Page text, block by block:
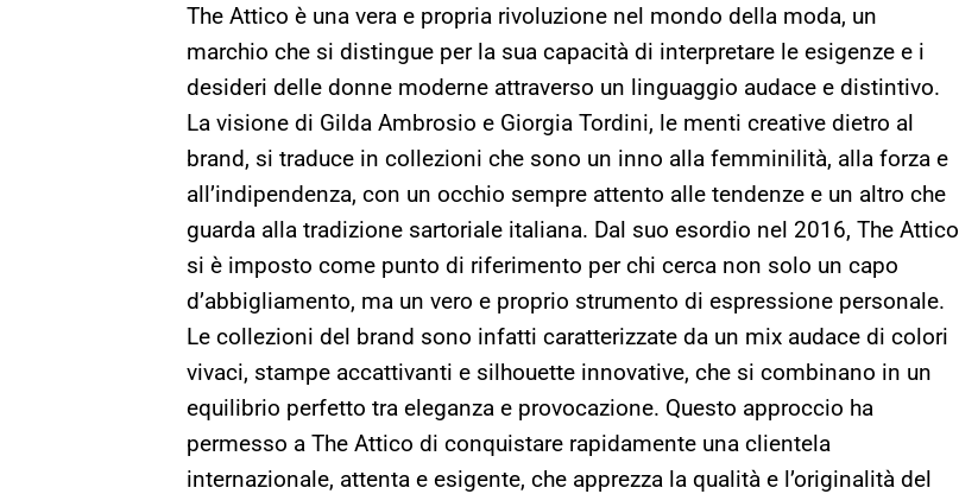
The Attico è una vera e propria rivoluzione nel mondo della moda, un
marchio che si distingue per la sua capacità di interpretare le esigenze e i
desideri delle donne moderne attraverso un linguaggio audace e distintivo.
La visione di Gilda Ambrosio e Giorgia Tordini, le menti creative dietro al
brand, si traduce in collezioni che sono un inno alla femminilità, alla forza e
all’indipendenza, con un occhio sempre attento alle tendenze e un altro che
guarda alla tradizione sartoriale italiana. Dal suo esordio nel 2016, The Attico
si è imposto come punto di riferimento per chi cerca non solo un capo
d’abbigliamento, ma un vero e proprio strumento di espressione personale.
Le collezioni del brand sono infatti caratterizzate da un mix audace di colori
vivaci, stampe accattivanti e silhouette innovative, che si combinano in un
equilibrio perfetto tra eleganza e provocazione. Questo approccio ha
permesso a The Attico di conquistare rapidamente una clientela
internazionale, attenta e esigente, che apprezza la qualità e l’originalità del